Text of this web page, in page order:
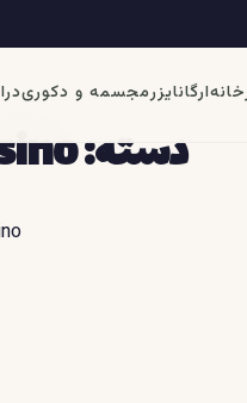
ارگانایزرمجسمه و دکوری
دسته: